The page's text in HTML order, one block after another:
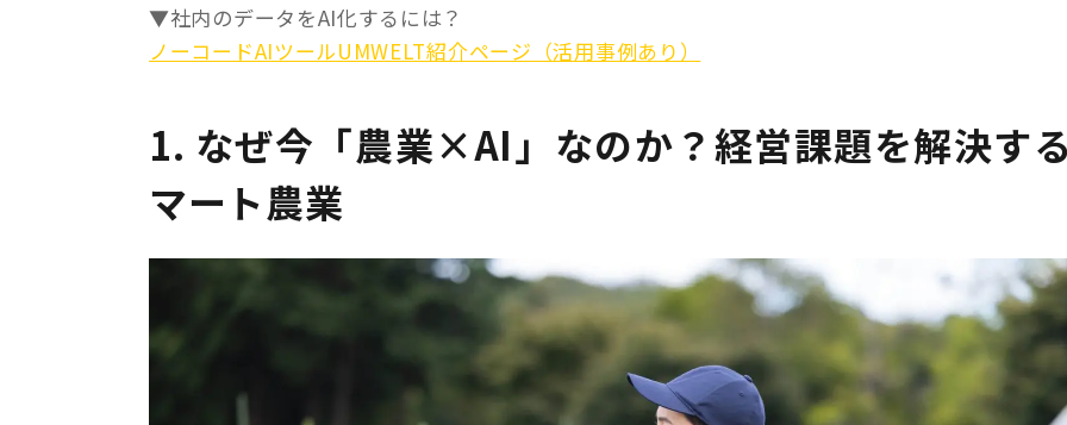
▼社内のデータをAI化するには？
ノーコードAIツールUMWELT紹介ページ（活用事例あり）
1. なぜ今「農業×AI」なのか？経営課題を解決す
マート農業